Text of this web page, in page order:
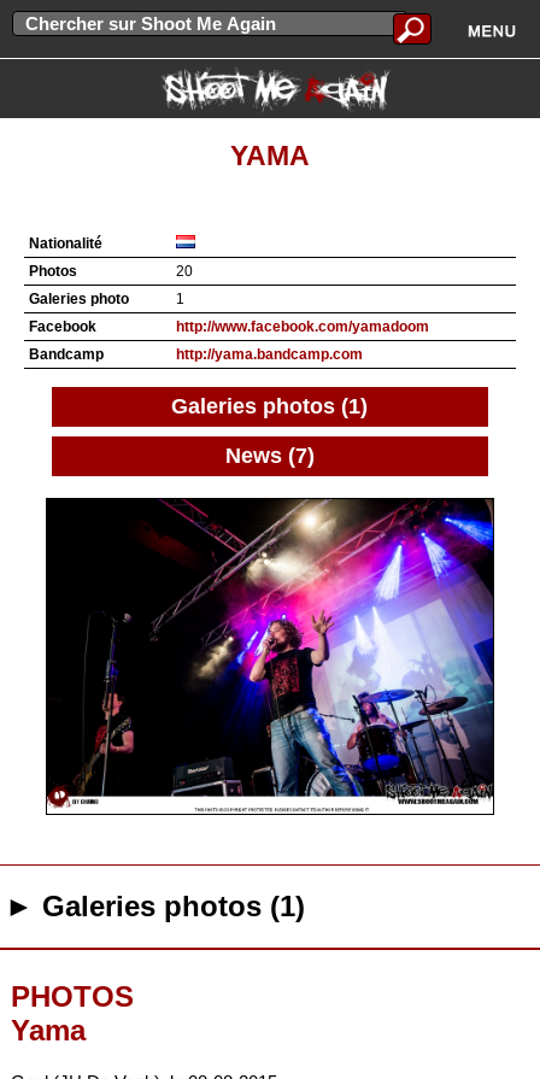
YAMA
Nationalité
Photos
20
Galeries photo
1
Facebook
http://www.facebook.com/yamadoom
Bandcamp
http://yama.bandcamp.com
Galeries photos (1)
News (7)
► Galeries photos (1)
PHOTOS
Yama